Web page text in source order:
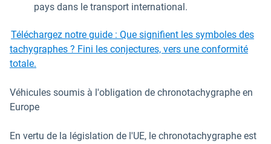
pays dans le transport international.
Téléchargez notre guide : Que signifient les symboles des
tachygraphes ? Fini les conjectures, vers une conformité
totale.
Véhicules soumis à l'obligation de chronotachygraphe en
Europe
En vertu de la législation de l'UE, le chronotachygraphe est